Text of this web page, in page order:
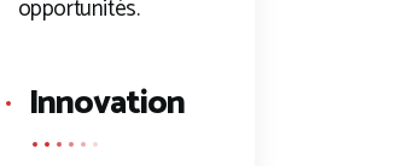
opportunités.
Innovation